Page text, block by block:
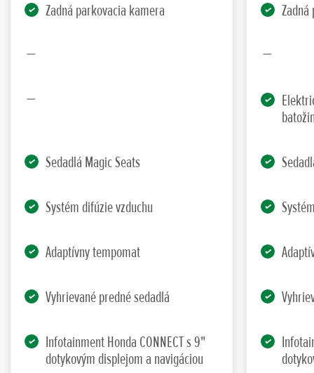
Zadná parkovacia kamera
Sedadlá Magic Seats
Systém difúzie vzduchu
Adaptívny tempomat
Vyhrievané predné sedadlá
Infotainment Honda CONNECT s 9"
dotykovým displejom a navigáciou